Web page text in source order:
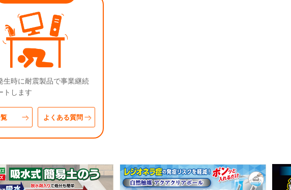
生時に耐震製品で事業継続
トします
よくある質問